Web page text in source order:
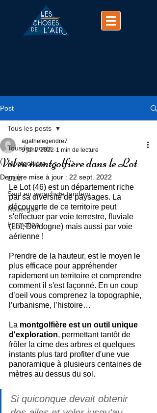
Post
Tous les posts
Montgolfière
ULM
Saut en parachute tandem
Rouergue
Formation
Tous les posts
Vol en montgolfière dans le Lot
agathelegendre7
9 janv. 2022 1 min de lecture
Dernière mise à jour : 22 sept. 2022
Le Lot (46) est un département riche
par sa diversité de paysages. La
découverte de ce territoire peut
s'effectuer par voie terrestre, fluviale
(Lot, Dordogne) mais aussi par voie
aérienne !
Prendre de la hauteur, est le moyen le
plus efficace pour appréhender
rapidement un territoire et comprendre
comment il s'est façonné. En un coup
d’oeil vous comprenez la topographie,
l’urbanisme, l’histoire…
La montgolfière est un outil unique
d'exploration, permettant tantôt de
frôler la cime des arbres et quelques
instants plus tard profiter d'une vue
panoramique à plusieurs centaines de
mètres au dessus du sol.
Si quiconque devait obtenir